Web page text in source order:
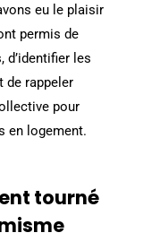
eu le plaisir
permis de
d’identifier les
de rappeler
pour
en logement.
tourné